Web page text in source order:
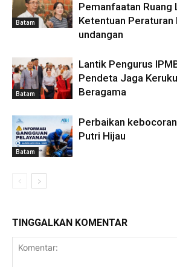
Batam
Pemanfaatan Ruang
Ketentuan Peraturan
undangan
Batam
Lantik Pengurus
Pendeta Jaga
Beragama
Batam
Perbaikan
Putri Hijau
TINGGALKAN KOMENTAR